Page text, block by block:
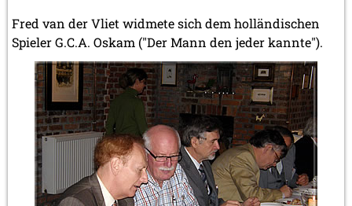
Fred van der Vliet widmete sich dem holländischen
Spieler G.C.A. Oskam ("Der Mann den jeder kannte").